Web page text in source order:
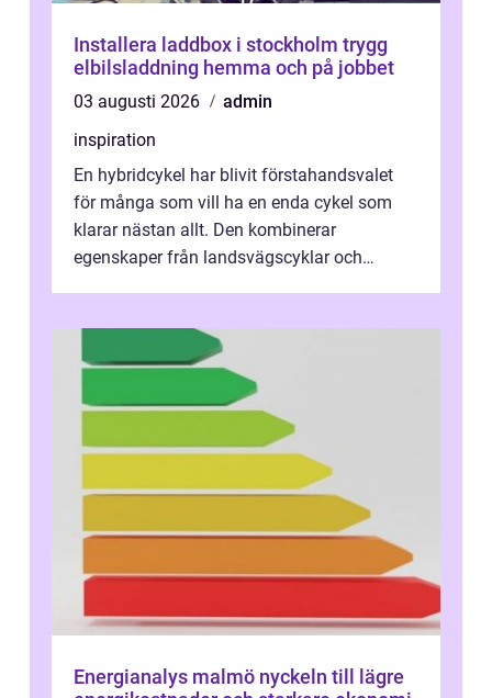
Installera laddbox i stockholm trygg
elbilsladdning hemma och på jobbet
03 augusti 2026
admin
inspiration
En hybridcykel har blivit förstahandsvalet
för många som vill ha en enda cykel som
klarar nästan allt. Den kombinerar
egenskaper från landsvägscyklar och
Energianalys malmö nyckeln till lägre